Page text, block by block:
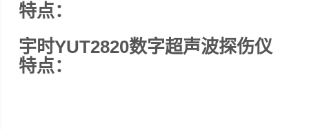
特点：
宇时YUT2820数字超声波探伤仪
特点：